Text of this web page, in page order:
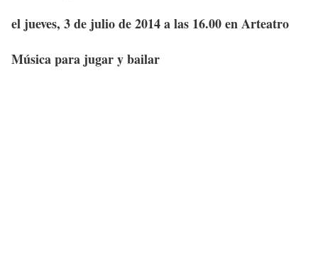
el jueves, 3 de julio de 2014 a las 16.00 en Arteatro
Música para jugar y bailar